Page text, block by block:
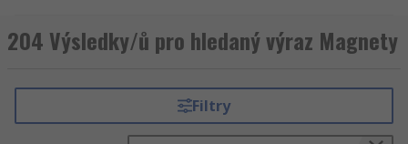
příslušenstvím, vysoko kvalitní služby, není divu,
že zákazníci 160 zemí světa nakupují u RS. Na
jednoduše. Upřesněte své hledání podle Eclipse,
Mecalectro nebo jiného Magnety výrobce a
204 Výsledky/ů pro hledaný výraz Magnety
Filtry